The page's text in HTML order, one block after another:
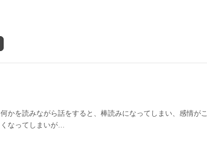
何かを読みながら話をすると、棒読みになってしまい、感情が
くなってしまいが…